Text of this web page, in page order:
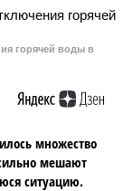
горячей воды в
множество
мешают
ситуацию.